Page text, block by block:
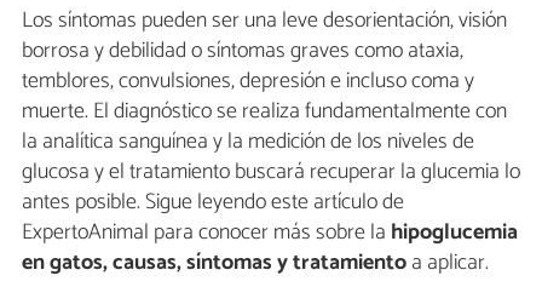
Los síntomas pueden ser una leve desorientación, visión
borrosa y debilidad o síntomas graves como ataxia,
temblores, convulsiones, depresión e incluso coma y
muerte. El diagnóstico se realiza fundamentalmente con
la analítica sanguínea y la medición de los niveles de
glucosa y el tratamiento buscará recuperar la glucemia lo
antes posible. Sigue leyendo este artículo de
ExpertoAnimal para conocer más sobre la hipoglucemia
en gatos, causas, síntomas y tratamientoa aplicar.